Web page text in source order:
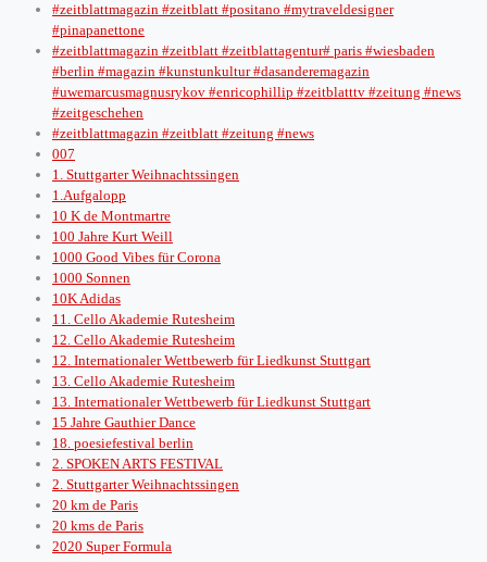
#zeitblattmagazin #zeitblatt #positano #mytraveldesigner
#pinapanettone
#zeitblattmagazin #zeitblatt #zeitblattagentur# paris #wiesbaden
#berlin #magazin #kunstunkultur #dasanderemagazin
#uwemarcusmagnusrykov #enricophillip #zeitblatttv #zeitung #news
#zeitgeschehen
#zeitblattmagazin #zeitblatt #zeitung #news
007
1. Stuttgarter Weihnachtssingen
1.Aufgalopp
10 K de Montmartre
100 Jahre Kurt Weill
1000 Good Vibes für Corona
1000 Sonnen
10K Adidas
11. Cello Akademie Rutesheim
12. Cello Akademie Rutesheim
12. Internationaler Wettbewerb für Liedkunst Stuttgart
13. Cello Akademie Rutesheim
13. Internationaler Wettbewerb für Liedkunst Stuttgart
15 Jahre Gauthier Dance
18. poesiefestival berlin
2. SPOKEN ARTS FESTIVAL
2. Stuttgarter Weihnachtssingen
20 km de Paris
20 kms de Paris
2020 Super Formula